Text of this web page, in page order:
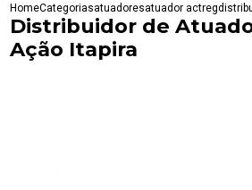
HomeCategoriasatuadoresatuador actreg
Distribuidor de
Ação Itapira